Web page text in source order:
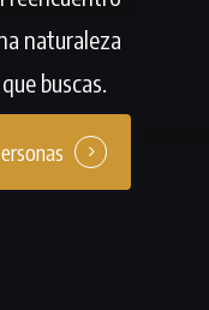
naturaleza
buscas.